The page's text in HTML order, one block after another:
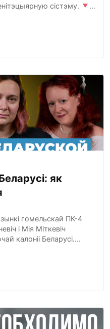
сістэму.
як
гомельскай ПК-4
і Мія Міткевіч
калоніі Беларусі....